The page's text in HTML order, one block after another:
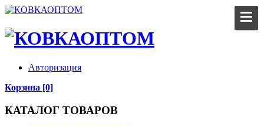
Авторизация
Корзина [0]
КАТАЛОГ ТОВАРОВ